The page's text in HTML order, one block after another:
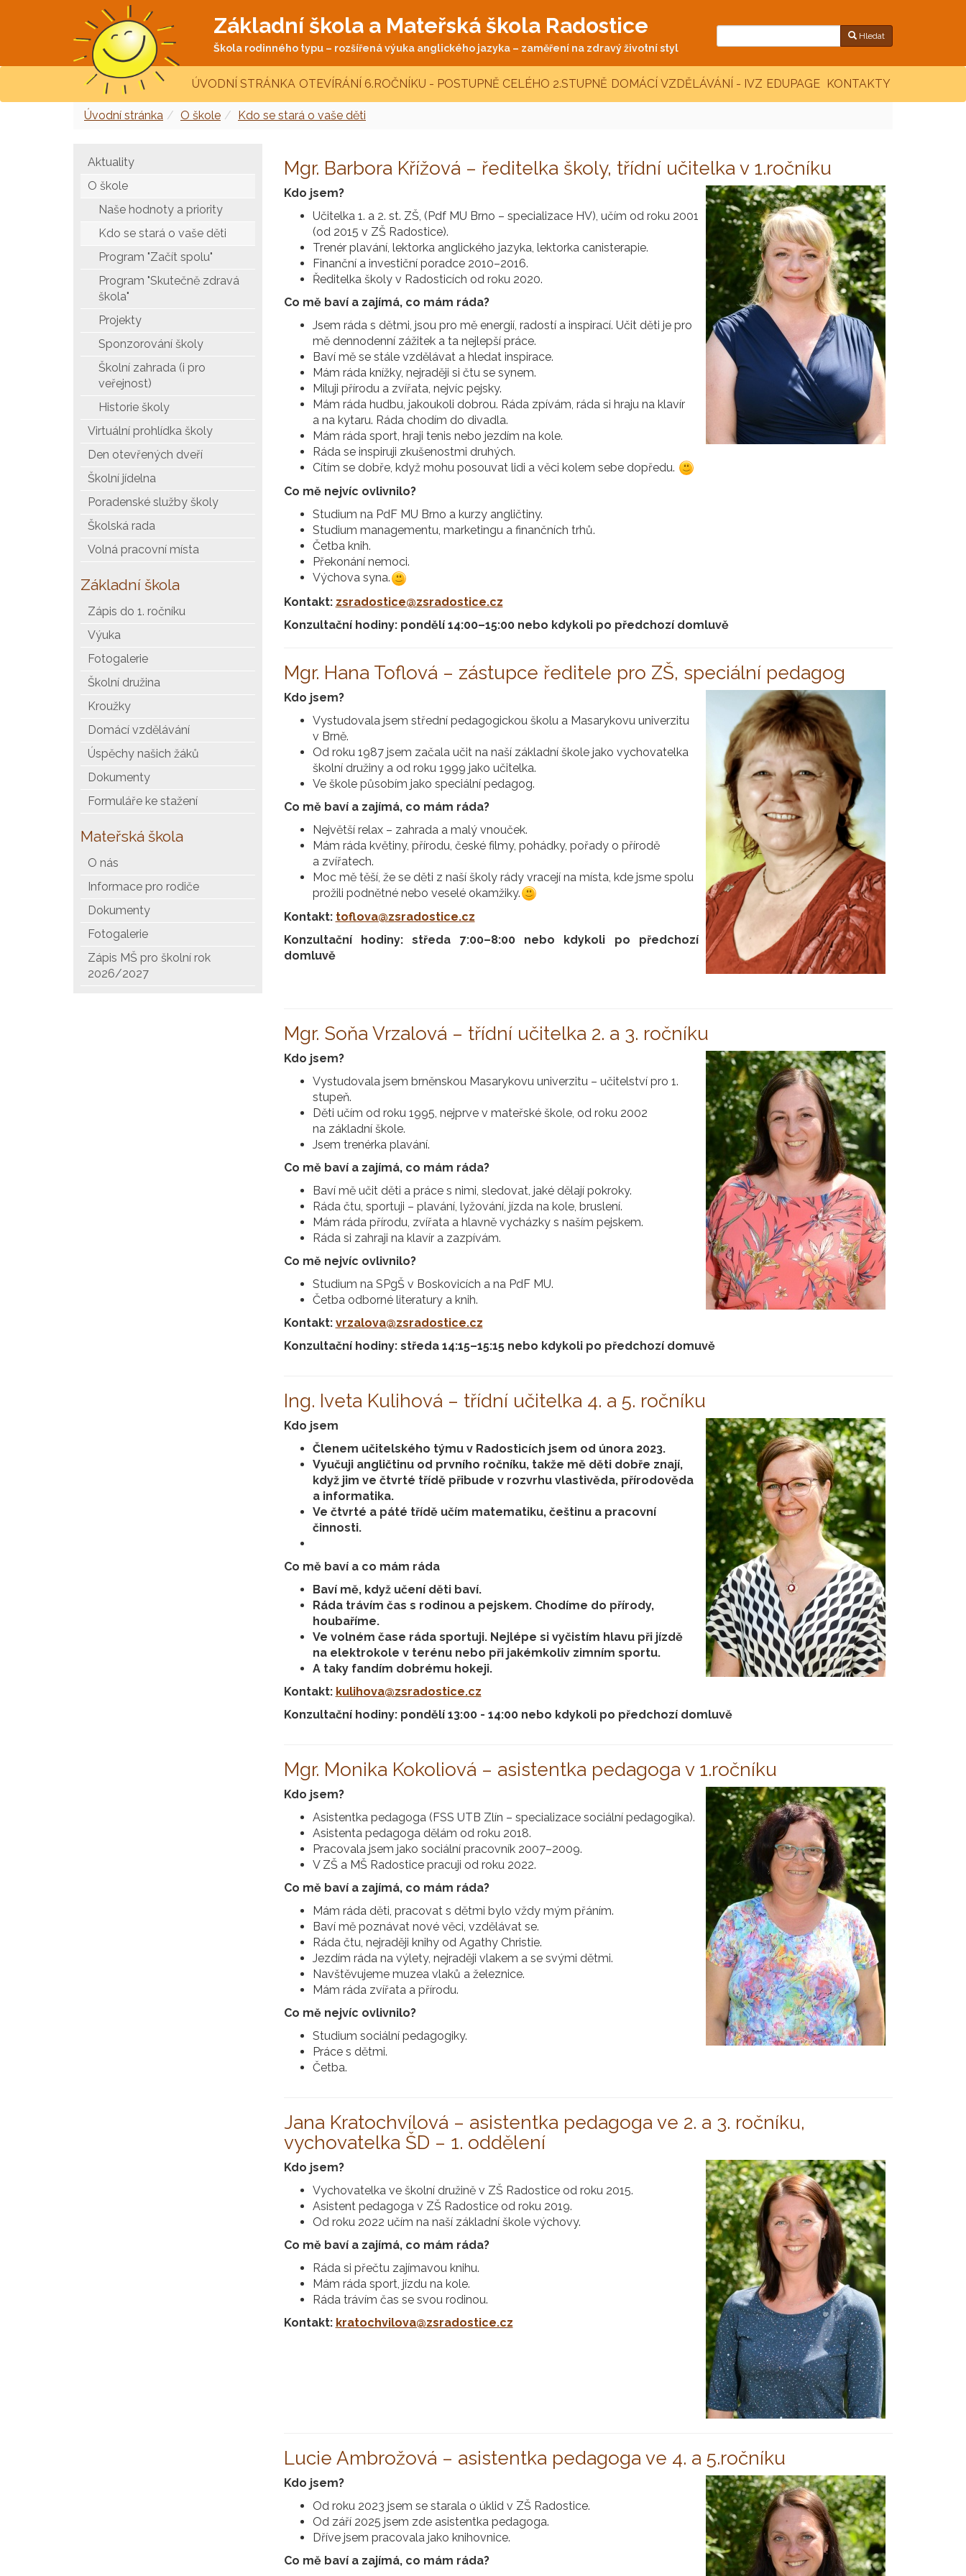
Základní škola a Mateřská škola Radostice
Škola rodinného typu – rozšířená výuka anglického jazyka – zaměření na zdravý životní styl
Hledat
ÚVODNÍ STRÁNKA OTEVÍRÁNÍ 6.ROČNÍKU - POSTUPNĚ CELÉHO 2.STUPNĚ DOMÁCÍ VZDĚLÁVÁNÍ - IVZ EDUPAGE KONTAKTY
Úvodní stránka O škole Kdo se stará o vaše děti
Aktuality
O škole
Naše hodnoty a priority
Kdo se stará o vaše děti
Program "Začít spolu"
Program "Skutečně zdravá
škola"
Projekty
Sponzorování školy
Školní zahrada (i pro
veřejnost)
Historie školy
Virtuální prohlídka školy
Den otevřených dveří
Školní jídelna
Poradenské služby školy
Školská rada
Volná pracovní místa
Základní škola
Zápis do 1. ročníku
Výuka
Fotogalerie
Školní družina
Kroužky
Domácí vzdělávání
Úspěchy našich žáků
Dokumenty
Formuláře ke stažení
Mateřská škola
O nás
Informace pro rodiče
Dokumenty
Fotogalerie
Zápis MŠ pro školní rok
2026/2027
Mgr. Barbora Křížová – ředitelka školy, třídní učitelka v 1.ročníku
Kdo jsem?
Učitelka 1. a 2. st. ZŠ, (Pdf MU Brno – specializace HV), učím od roku 2001
(od 2015 v ZŠ Radostice).
Trenér plavání, lektorka anglického jazyka, lektorka canisterapie.
Finanční a investiční poradce 2010–2016.
Ředitelka školy v Radosticích od roku 2020.
Co mě baví a zajímá, co mám ráda?
Jsem ráda s dětmi, jsou pro mě energií, radostí a inspirací. Učit děti je pro
mě dennodenní zážitek a ta nejlepší práce.
Baví mě se stále vzdělávat a hledat inspirace.
Mám ráda knížky, nejraději si čtu se synem.
Miluji přírodu a zvířata, nejvíc pejsky.
Mám ráda hudbu, jakoukoli dobrou. Ráda zpívám, ráda si hraju na klavír
a na kytaru. Ráda chodím do divadla.
Mám ráda sport, hraji tenis nebo jezdím na kole.
Ráda se inspiruji zkušenostmi druhých.
Cítím se dobře, když mohu posouvat lidi a věci kolem sebe dopředu.
Co mě nejvíc ovlivnilo?
Studium na PdF MU Brno a kurzy angličtiny.
Studium managementu, marketingu a finančních trhů.
Četba knih.
Překonání nemoci.
Výchova syna.
Kontakt: zsradostice@zsradostice.cz
Konzultační hodiny: pondělí 14:00–15:00 nebo kdykoli po předchozí domluvě
Mgr. Hana Toflová – zástupce ředitele pro ZŠ, speciální pedagog
Kdo jsem?
Vystudovala jsem střední pedagogickou školu a Masarykovu univerzitu
v Brně.
Od roku 1987 jsem začala učit na naší základní škole jako vychovatelka
školní družiny a od roku 1999 jako učitelka.
Ve škole působím jako speciální pedagog.
Co mě baví a zajímá, co mám ráda?
Největší relax – zahrada a malý vnouček.
Mám ráda květiny, přírodu, české filmy, pohádky, pořady o přírodě
a zvířatech.
Moc mě těší, že se děti z naší školy rády vracejí na místa, kde jsme spolu
prožili podnětné nebo veselé okamžiky.
Kontakt: toflova@zsradostice.cz
Konzultační hodiny: středa 7:00–8:00 nebo kdykoli po předchozí
domluvě
Mgr. Soňa Vrzalová – třídní učitelka 2. a 3. ročníku
Kdo jsem?
Vystudovala jsem brněnskou Masarykovu univerzitu – učitelství pro 1.
stupeň.
Děti učím od roku 1995, nejprve v mateřské škole, od roku 2002
na základní škole.
Jsem trenérka plavání.
Co mě baví a zajímá, co mám ráda?
Baví mě učit děti a práce s nimi, sledovat, jaké dělají pokroky.
Ráda čtu, sportuji – plavání, lyžování, jízda na kole, bruslení.
Mám ráda přírodu, zvířata a hlavně vycházky s naším pejskem.
Ráda si zahraji na klavír a zazpívám.
Co mě nejvíc ovlivnilo?
Studium na SPgŠ v Boskovicích a na PdF MU.
Četba odborné literatury a knih.
Kontakt: vrzalova@zsradostice.cz
Konzultační hodiny: středa 14:15–15:15 nebo kdykoli po předchozí domuvě
Ing. Iveta Kulihová – třídní učitelka 4. a 5. ročníku
Kdo jsem
Členem učitelského týmu v Radosticích jsem od února 2023.
Vyučuji angličtinu od prvního ročníku, takže mě děti dobře znají,
když jim ve čtvrté třídě přibude v rozvrhu vlastivěda, přírodověda
a informatika.
Ve čtvrté a páté třídě učím matematiku, češtinu a pracovní
činnosti.
Co mě baví a co mám ráda
Baví mě, když učení děti baví.
Ráda trávím čas s rodinou a pejskem. Chodíme do přírody,
houbaříme.
Ve volném čase ráda sportuji. Nejlépe si vyčistím hlavu při jízdě
na elektrokole v terénu nebo při jakémkoliv zimním sportu.
A taky fandím dobrému hokeji.
Kontakt: kulihova@zsradostice.cz
Konzultační hodiny: pondělí 13:00 - 14:00 nebo kdykoli po předchozí domluvě
Mgr. Monika Kokoliová – asistentka pedagoga v 1.ročníku
Kdo jsem?
Asistentka pedagoga (FSS UTB Zlín – specializace sociální pedagogika).
Asistenta pedagoga dělám od roku 2018.
Pracovala jsem jako sociální pracovník 2007–2009.
V ZŠ a MŠ Radostice pracuji od roku 2022.
Co mě baví a zajímá, co mám ráda?
Mám ráda děti, pracovat s dětmi bylo vždy mým přáním.
Baví mě poznávat nové věci, vzdělávat se.
Ráda čtu, nejraději knihy od Agathy Christie.
Jezdím ráda na výlety, nejraději vlakem a se svými dětmi.
Navštěvujeme muzea vlaků a železnice.
Mám ráda zvířata a přírodu.
Co mě nejvíc ovlivnilo?
Studium sociální pedagogiky.
Práce s dětmi.
Četba.
Jana Kratochvílová – asistentka pedagoga ve 2. a 3. ročníku,
vychovatelka ŠD – 1. oddělení
Kdo jsem?
Vychovatelka ve školní družině v ZŠ Radostice od roku 2015.
Asistent pedagoga v ZŠ Radostice od roku 2019.
Od roku 2022 učím na naší základní škole výchovy.
Co mě baví a zajímá, co mám ráda?
Ráda si přečtu zajímavou knihu.
Mám ráda sport, jízdu na kole.
Ráda trávím čas se svou rodinou.
Kontakt: kratochvilova@zsradostice.cz
Lucie Ambrožová – asistentka pedagoga ve 4. a 5.ročníku
Kdo jsem?
Od roku 2023 jsem se starala o úklid v ZŠ Radostice.
Od září 2025 jsem zde asistentka pedagoga.
Dříve jsem pracovala jako knihovnice.
Co mě baví a zajímá, co mám ráda?